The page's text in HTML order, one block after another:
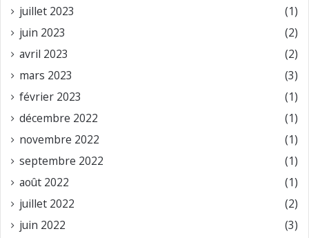
juillet 2023
(1)
juin 2023
(2)
avril 2023
(2)
mars 2023
(3)
février 2023
(1)
décembre 2022
(1)
novembre 2022
(1)
septembre 2022
(1)
août 2022
(1)
juillet 2022
(2)
juin 2022
(3)